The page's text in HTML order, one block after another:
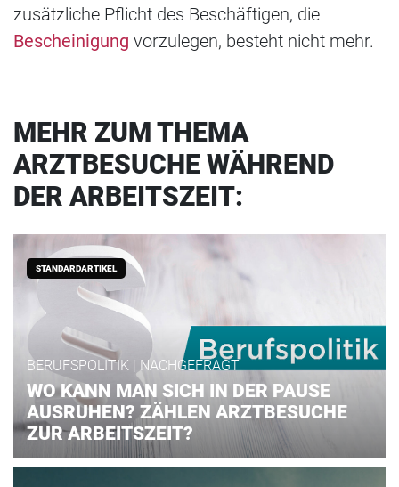
zusätzliche Pflicht des Beschäftigen, die
Bescheinigung vorzulegen, besteht nicht mehr.
MEHR ZUM THEMA
ARZTBESUCHE WÄHREND
DER ARBEITSZEIT:
STANDARDARTIKEL
BERUFSPOLITIK | NACHGEFRAGT
WO KANN MAN SICH IN DER PAUSE
AUSRUHEN? ZÄHLEN ARZTBESUCHE
ZUR ARBEITSZEIT?